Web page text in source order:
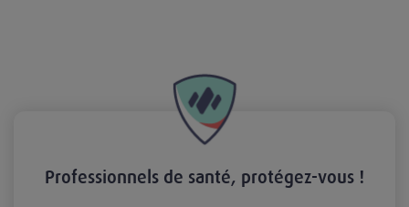
Professionnels de santé, protégez-vous !